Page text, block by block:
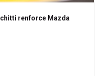
renforce Mazda